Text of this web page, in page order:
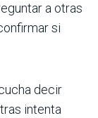
a otras
si
decir
intenta